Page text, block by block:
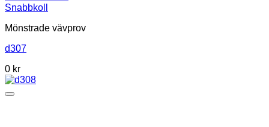
Snabbkoll
Mönstrade vävprov
d307
0 kr